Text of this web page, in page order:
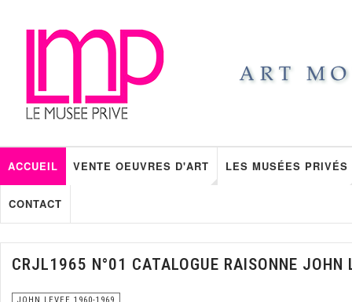
ACCUEIL VENTE OEUVRES D'ART LES MUSÉES PRIVÉS
CONTACT
CRJL1965 N°01 CATALOGUE RAISONNE JOHN